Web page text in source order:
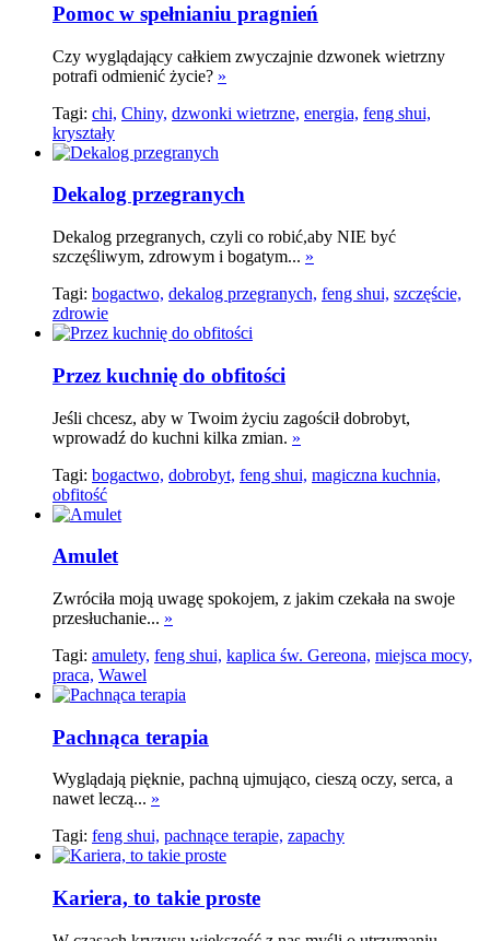
Pomoc w spełnianiu pragnień
Czy wyglądający całkiem zwyczajnie dzwonek wietrzny
potrafi odmienić życie? »
Tagi: chi, Chiny, dzwonki wietrzne, energia, feng shui,
kryształy
Dekalog przegranych
Dekalog przegranych, czyli co robić,aby NIE być
szczęśliwym, zdrowym i bogatym... »
Tagi: bogactwo, dekalog przegranych, feng shui, szczęście,
zdrowie
Przez kuchnię do obfitości
Jeśli chcesz, aby w Twoim życiu zagościł dobrobyt,
wprowadź do kuchni kilka zmian. »
Tagi: bogactwo, dobrobyt, feng shui, magiczna kuchnia,
obfitość
Amulet
Zwróciła moją uwagę spokojem, z jakim czekała na swoje
przesłuchanie... »
Tagi: amulety, feng shui, kaplica św. Gereona, miejsca mocy,
praca, Wawel
Pachnąca terapia
Wyglądają pięknie, pachną ujmująco, cieszą oczy, serca, a
nawet leczą... »
Tagi: feng shui, pachnące terapie, zapachy
Kariera, to takie proste